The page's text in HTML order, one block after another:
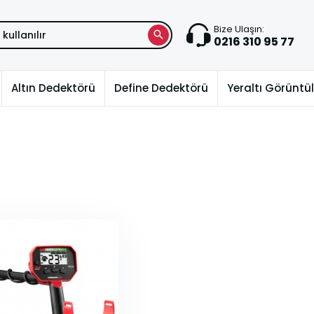
Bize Ulaşın:
0216 310 95 77
Altın Dedektörü Define Dedektörü Yeraltı